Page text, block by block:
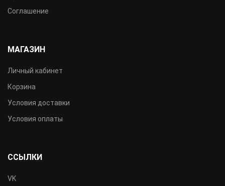
Соглашение
МАГАЗИН
Личный кабинет
Корзина
Условия доставки
Условия оплаты
ССЫЛКИ
VK